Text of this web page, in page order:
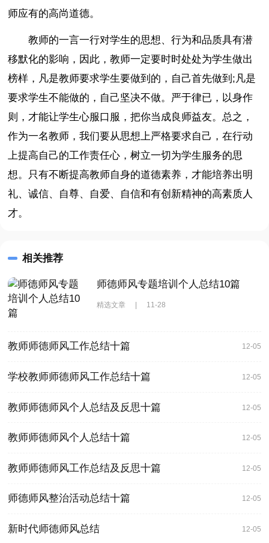
师应有的高尚道德。
教师的一言一行对学生的思想、行为和品质具有潜
移默化的影响，因此，教师一定要时时处处为学生做出
榜样，凡是教师要求学生要做到的，自己首先做到;凡是
要求学生不能做的，自己坚决不做。严于律已，以身作
则，才能让学生心服口服，把你当成良师益友。总之，
作为一名教师，我们要从思想上严格要求自己，在行动
上提高自己的工作责任心，树立一切为学生服务的思
想。只有不断提高教师自身的道德素养，才能培养出明
礼、诚信、自尊、自爱、自信和有创新精神的高素质人
才。
相关推荐
师德师风专题培训个人总结10篇
精选文章 11-28
教师师德师风工作总结十篇 12-05
学校教师师德师风工作总结十篇 12-05
教师师德师风个人总结及反思十篇 12-05
教师师德师风个人总结十篇 12-05
教师师德师风工作总结及反思十篇 12-05
师德师风整治活动总结十篇 12-05
新时代师德师风总结 12-05